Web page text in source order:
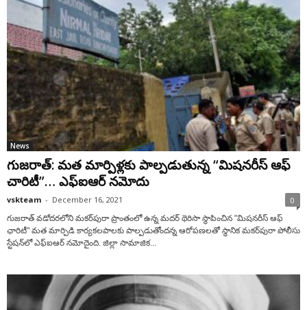
News
గుజ‌రాత్: మ‌త మార్పిళ్ల‌కు పాల్ప‌డుతున్న “మిష‌న‌రీస్ ఆఫ్
చారిటీ”… ఎఫ్ఐఆర్ న‌మోదు
vskteam - December 16, 2021 0
గుజరాత్ వడోదరలోని మకర్‌పురా ప్రాంతంలో ఉన్న‌ మదర్ థెరిసా స్థాపించిన‌ "మిషనరీస్ ఆఫ్
ఛారిటీ" మత మార్పిడి కార్య‌క‌ల‌పాల‌కు పాల్ప‌డుతోంద‌న్న ఆరోప‌ణ‌ల‌తో స్థానిక మకర్‌పురా పోలీసు
స్టేష‌న్‌లో ఎఫ్ఐఆర్ న‌మోదైంది. జిల్లా సామాజిక...